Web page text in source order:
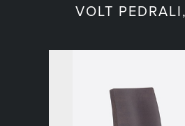
VOLT